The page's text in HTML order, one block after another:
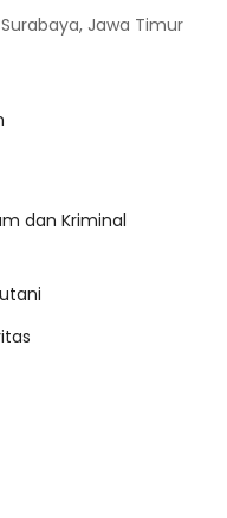
Jawa Timur
dan Kriminal